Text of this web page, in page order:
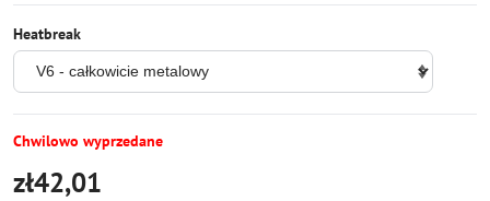
Heatbreak
Chwilowo wyprzedane
zł42,01